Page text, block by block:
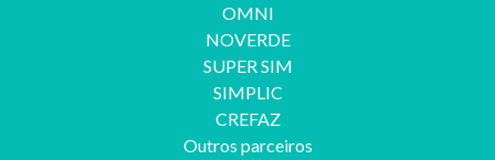
OMNI
NOVERDE
SUPER SIM
SIMPLIC
CREFAZ
Outros parceiros